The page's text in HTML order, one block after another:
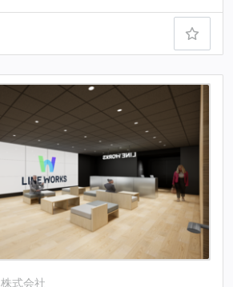
式会社